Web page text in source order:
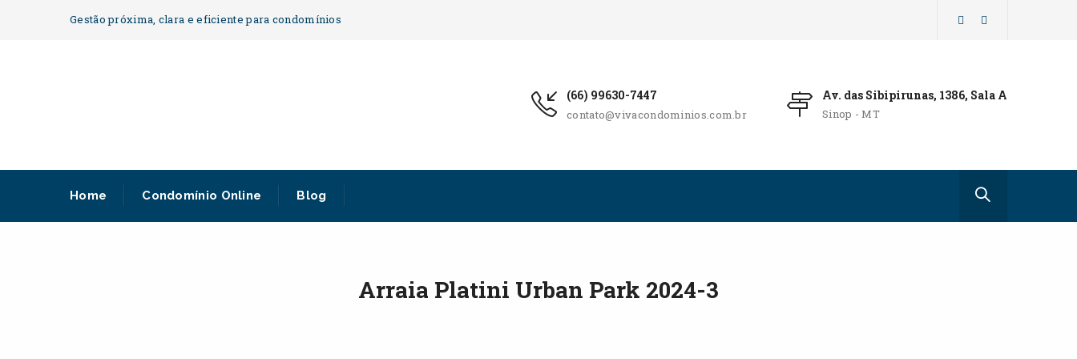
Gestão próxima, clara e eficiente para condomínios
(66) 99630-7447
contato@vivacondominios.com.br
Av. das Sibipirunas, 1386, Sala A
Sinop - MT
Home Condomínio Online Blog
Arraia Platini Urban Park 2024-3